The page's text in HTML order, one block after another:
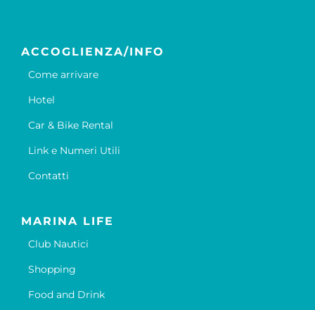
ACCOGLIENZA/INFO
Come arrivare
Hotel
Car & Bike Rental
Link e Numeri Utili
Contatti
MARINA LIFE
Club Nautici
Shopping
Food and Drink